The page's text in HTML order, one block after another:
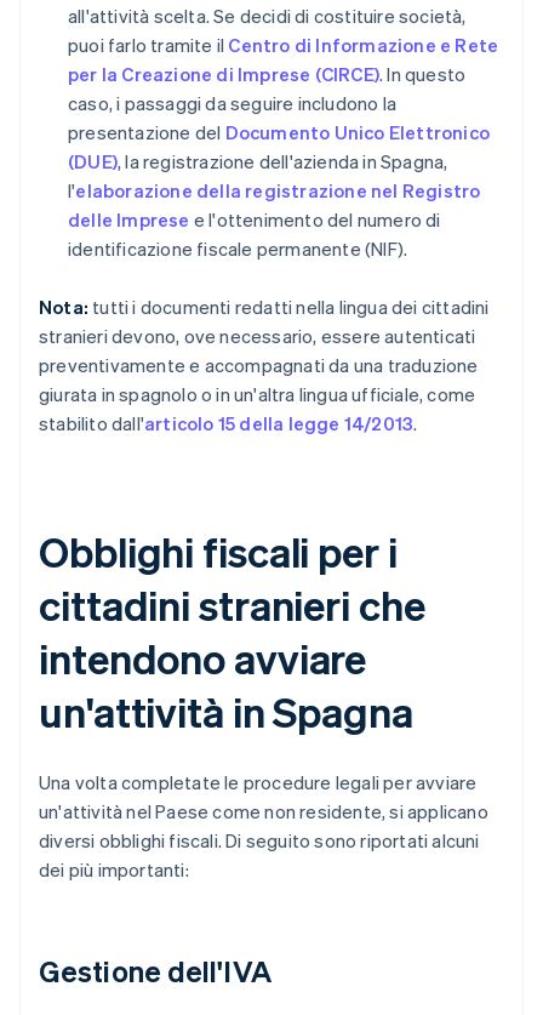
all'attività scelta. Se decidi di costituire società,
puoi farlo tramite il Centro di Informazione e Rete
per la Creazione di Imprese (CIRCE). In questo
caso, i passaggi da seguire includono la
presentazione del Documento Unico Elettronico
(DUE), la registrazione dell'azienda in Spagna,
l'elaborazione della registrazione nel Registro
delle Imprese e l'ottenimento del numero di
identificazione fiscale permanente (NIF).
Nota: tutti i documenti redatti nella lingua dei cittadini
stranieri devono, ove necessario, essere autenticati
preventivamente e accompagnati da una traduzione
giurata in spagnolo o in un'altra lingua ufficiale, come
stabilito dall'articolo 15 della legge 14/2013.
Obblighi fiscali per i
cittadini stranieri che
intendono avviare
un'attività in Spagna
Una volta completate le procedure legali per avviare
un'attività nel Paese come non residente, si applicano
diversi obblighi fiscali. Di seguito sono riportati alcuni
dei più importanti:
Gestione dell'IVA